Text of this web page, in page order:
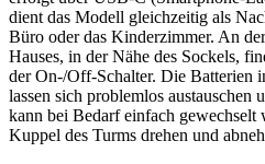
dient das Modell gleichzeitig als
Büro oder das Kinderzimmer. An
Hauses, in der Nähe des Sockels,
der On-/Off-Schalter. Die Batterien
lassen sich problemlos
kann bei Bedarf einfach gewechselt
Kuppel des Turms drehen und